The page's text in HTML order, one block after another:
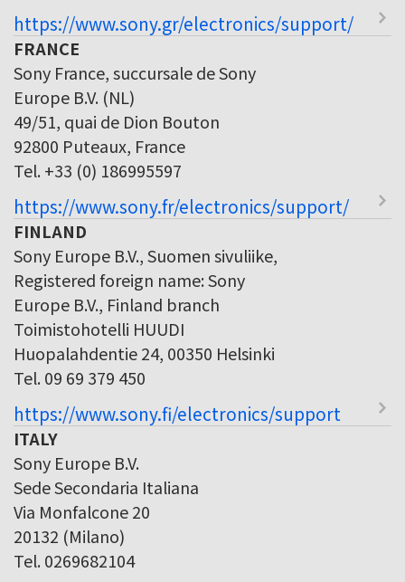
https://www.sony.gr/electronics/support/
FRANCE
Sony France, succursale de Sony
Europe B.V. (NL)
49/51, quai de Dion Bouton
92800 Puteaux, France
Tel. +33 (0) 186995597
https://www.sony.fr/electronics/support/
FINLAND
Sony Europe B.V., Suomen sivuliike,
Registered foreign name: Sony
Europe B.V., Finland branch
Toimistohotelli HUUDI
Huopalahdentie 24, 00350 Helsinki
Tel. 09 69 379 450
https://www.sony.fi/electronics/support
ITALY
Sony Europe B.V.
Sede Secondaria Italiana
Via Monfalcone 20
20132 (Milano)
Tel. 0269682104